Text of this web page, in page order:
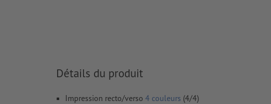
FOGRA52 (PSO Uncoated v3 FOGRA52) pour les papiers non
Détails du produit
Impression recto/verso 4 couleurs (4/4)